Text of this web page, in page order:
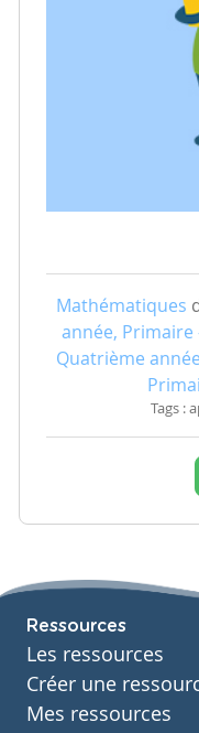
Mathématiques
année, Primaire
Quatrième
Tags :
Ressources
Les ressources
Créer une
Mes ressources